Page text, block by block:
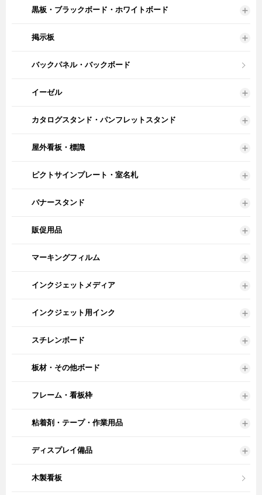
黒板・ブラックボード・ホワイトボード
掲示板
バックパネル・バックボード
イーゼル
カタログスタンド・パンフレットスタンド
屋外看板・標識
ピクトサインプレート・室名札
バナースタンド
販促用品
マーキングフィルム
インクジェットメディア
インクジェット用インク
スチレンボード
板材・その他ボード
フレーム・看板枠
粘着剤・テープ・作業用品
ディスプレイ備品
木製看板